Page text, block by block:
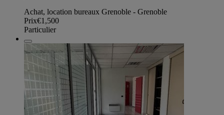
Achat, location bureaux Grenoble - Grenoble
Prix€1,500
Particulier